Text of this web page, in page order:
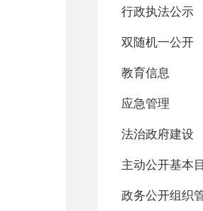
行政执法公示
双随机一公开
教育信息
应急管理
法治政府建设
主动公开基本
政务公开组织